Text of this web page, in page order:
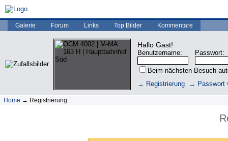
Galerie Forum Links Top Bilder Kommentare
Hallo Gast!
Benutzername: Passwort:
Beim nächsten Besuch
→ Registrierung
→ Passwort
Home → Registrierung